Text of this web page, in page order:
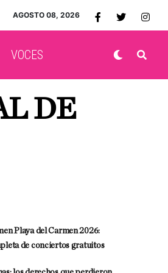
AGOSTO 08, 2026
VOCES
DE
Playa del Carmen 2026:
de conciertos gratuitos